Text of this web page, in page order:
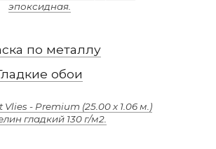
эпоксидная.
по металлу
обои
- Premium (25.00 х 1.06 м.)
гладкий 130 г/м2.